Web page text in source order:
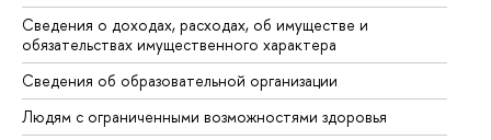
Сведения о доходах, расходах, об имуществе и
обязательствах имущественного характера
Сведения об образовательной организации
Людям с ограниченными возможностями здоровья